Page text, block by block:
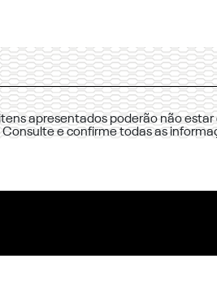
apresentados poderão não
e confirme todas as